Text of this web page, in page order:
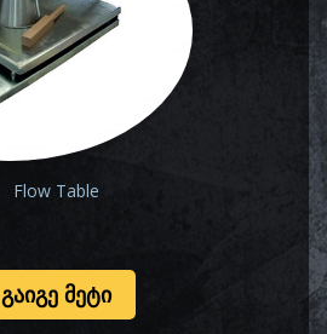
Flow Table
ᲒᲐᲘᲒᲔ ᲛᲔᲢᲘ